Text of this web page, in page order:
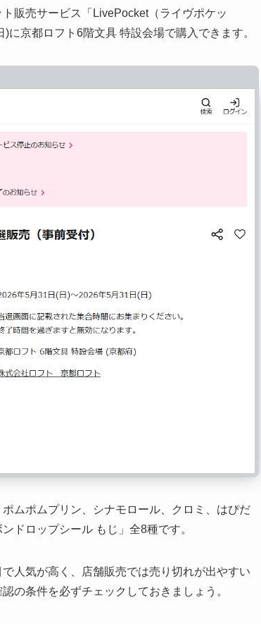
販売サービス「LivePocket（ライヴポケッ
に京都ロフト6階文具 特設会場で購入できます。
ムポムプリン、シナモロール、クロミ、はぴだ
ドロップシール もじ」全8種です。
人気が高く、店舗販売では売り切れが出やすい
の条件を必ずチェックしておきましょう。